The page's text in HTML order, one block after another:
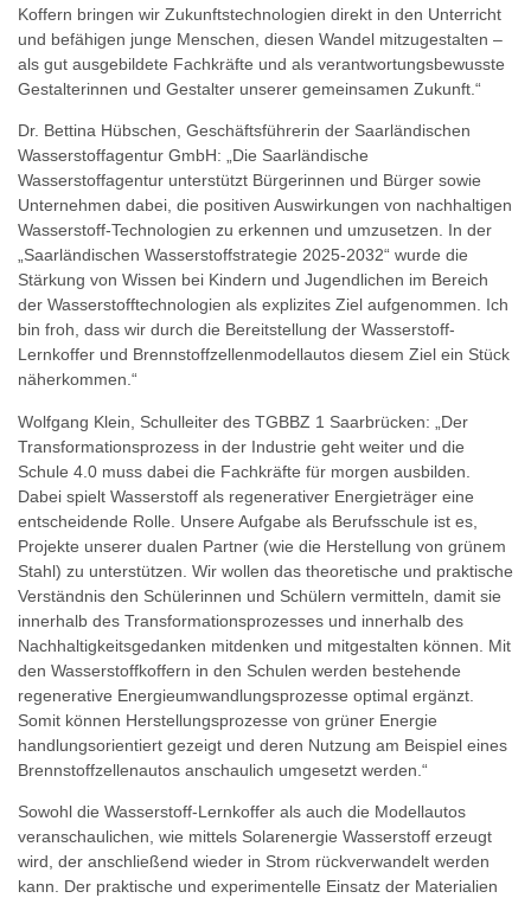
Koffern bringen wir Zukunftstechnologien direkt in den Unterricht
und befähigen junge Menschen, diesen Wandel mitzugestalten –
als gut ausgebildete Fachkräfte und als verantwortungsbewusste
Gestalterinnen und Gestalter unserer gemeinsamen Zukunft.“
Dr. Bettina Hübschen, Geschäftsführerin der Saarländischen
Wasserstoffagentur GmbH: „Die Saarländische
Wasserstoffagentur unterstützt Bürgerinnen und Bürger sowie
Unternehmen dabei, die positiven Auswirkungen von nachhaltigen
Wasserstoff-Technologien zu erkennen und umzusetzen. In der
„Saarländischen Wasserstoffstrategie 2025-2032“ wurde die
Stärkung von Wissen bei Kindern und Jugendlichen im Bereich
der Wasserstofftechnologien als explizites Ziel aufgenommen. Ich
bin froh, dass wir durch die Bereitstellung der Wasserstoff-
Lernkoffer und Brennstoffzellenmodellautos diesem Ziel ein Stück
näherkommen.“
Wolfgang Klein, Schulleiter des TGBBZ 1 Saarbrücken: „Der
Transformationsprozess in der Industrie geht weiter und die
Schule 4.0 muss dabei die Fachkräfte für morgen ausbilden.
Dabei spielt Wasserstoff als regenerativer Energieträger eine
entscheidende Rolle. Unsere Aufgabe als Berufsschule ist es,
Projekte unserer dualen Partner (wie die Herstellung von grünem
Stahl) zu unterstützen. Wir wollen das theoretische und praktische
Verständnis den Schülerinnen und Schülern vermitteln, damit sie
innerhalb des Transformationsprozesses und innerhalb des
Nachhaltigkeitsgedanken mitdenken und mitgestalten können. Mit
den Wasserstoffkoffern in den Schulen werden bestehende
regenerative Energieumwandlungsprozesse optimal ergänzt.
Somit können Herstellungsprozesse von grüner Energie
handlungsorientiert gezeigt und deren Nutzung am Beispiel eines
Brennstoffzellenautos anschaulich umgesetzt werden.“
Sowohl die Wasserstoff-Lernkoffer als auch die Modellautos
veranschaulichen, wie mittels Solarenergie Wasserstoff erzeugt
wird, der anschließend wieder in Strom rückverwandelt werden
kann. Der praktische und experimentelle Einsatz der Materialien